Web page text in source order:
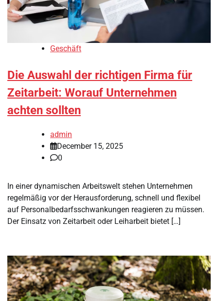
Geschäft
Die Auswahl der richtigen Firma für
Zeitarbeit: Worauf Unternehmen
achten sollten
admin
December 15, 2025
0
In einer dynamischen Arbeitswelt stehen Unternehmen
regelmäßig vor der Herausforderung, schnell und flexibel
auf Personalbedarfsschwankungen reagieren zu müssen.
Der Einsatz von Zeitarbeit oder Leiharbeit bietet […]